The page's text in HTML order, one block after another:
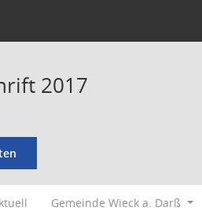
2017
Gemeinde Wieck a. Darß